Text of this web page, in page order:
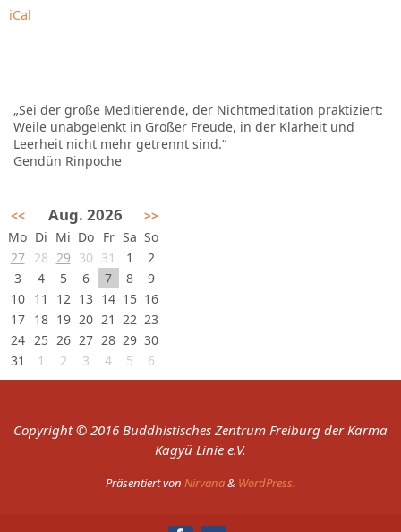
iCal
„Sei der große Meditierende, der Nichtmeditation praktiziert:
Weile unabgelenkt in Großer Freude, in der Klarheit und
Leerheit nicht mehr getrennt sind.“
Gendün Rinpoche
<< Aug. 2026
>>
Mo Di Mi Do Fr Sa So
27
28 29 30 31 1
2
3
4 5 6 7 8
9
10
11 12 13 14 15 16
17
18 19 20 21 22 23
24 25 26 27 28 29 30
31
1 2 3 4 5 6
Copyright © 2016 Buddhistisches Zentrum Freiburg der Karma
Kagyü Linie e.V.
Präsentiert von Nirvana& WordPress.